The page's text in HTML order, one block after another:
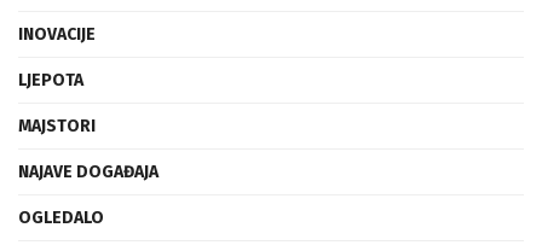
INOVACIJE
LJEPOTA
MAJSTORI
NAJAVE DOGAĐAJA
OGLEDALO